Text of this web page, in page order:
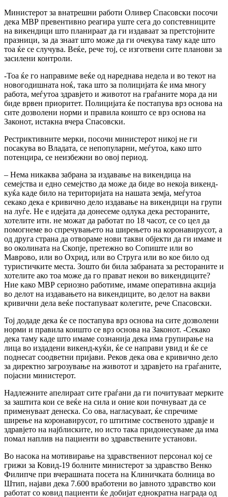
Министерот за внатрешни работи Оливер Спасовски посочи
дека МВР превентивно реагира уште сега до сопстевниците
на викендици што планираат да ги издаваат за претстојните
празници, за да знаат што може да ги очекува таму каде што
тоа ќе се случува. Веќе, рече тој, се изготвени сите планови за
засилени контроли.
-Тоа ќе го направиме веќе од нареднава недела и во текот на
новогодишната ноќ, така што за полицијата ќе има многу
работа, меѓутоа здравјето и животот на граѓаните мора да ни
биде врвен приоритет. Полицијата ќе постапува врз основа на
сите дозволени норми и правила коишто се врз основа на
Законот, истакна вчера Спасовски.
Рестриктивните мерки, посочи министерот никој не ги
посакува во Владата, се непопуларни, меѓутоа, како што
потенцира, се неизбежни во овој период.
– Нема никаква забрана за издавање на викендица на
семејства и едно семејство да може да биде во некоја викенд-
куќа каде било на територијата на нашата земја, меѓутоа
секако дека е кривично дело издавање на викендици на групи
на луѓе. Не е идејата да донесеме одлука дека рестораните,
хотелите итн. не можат да работат по 18 часот, се со цел да
помогнеме во спречувањето на ширењето на коронавирусот, а
од друга страна да отвораме нови такви објекти да ги имаме и
во околината на Скопје, претежно во Сопиште или во
Маврово, или во Охрид, или во Струга или во кое било од
туристичките места. Зошто би била забраната за рестораните и
хотелите ако тоа може да го прават некои во викендиците?
Ние како МВР сериозно работиме, имаме оперативна акција
во делот на издавањето на викендиците, во делот на вакви
кривични дела веќе постапуваат колегите, рече Спасовски.
Тој додаде дека ќе се постапува врз основа на сите дозволени
норми и правила коишто се врз основа на Законот. -Секако
дека таму каде што имаме сознанија дека има групирање на
лица во издадени викенд-куќи, ќе се направи увид и ќе се
поднесат соодветни пријави. Реков дека ова е кривично дело
за директно загрозување на животот и здравјето на граѓаните,
појасни министерот.
Надлежните апелираат сите граѓани да ги почитуваат мерките
за заштита кои се веќе на сила и оние кои почнуваат да се
применуваат денеска. Со ова, нагласуваат, ќе спречиме
ширење на коронавирусот, го штитиме соственото здравје и
здравјето на најблиските, но исто така придонесуваме да има
помал наплив на пациенти во здравствените установи.
Во насока на мотивирање на здравствениот персонал кој се
грижи за Ковид-19 болните министерот за здравство Венко
Филипче при вчерашната посета на Клиничката болница во
Штип, најави дека 7.600 вработени во јавното здравство кои
работат со ковид пациенти ќе добијат еднократна награда од